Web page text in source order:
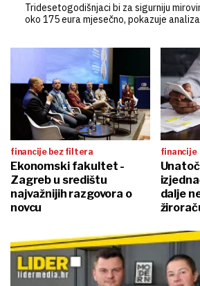
Tridesetogodišnjaci bi za sigurniju
oko 175 eura mjesečno, pokazuje
financije bez filtera
Ekonomski fakultet -
Zagreb u središtu
najvažnijih razgovora o
novcu
financije
dalje